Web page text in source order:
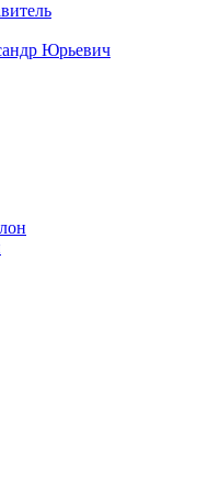
Юрьевич